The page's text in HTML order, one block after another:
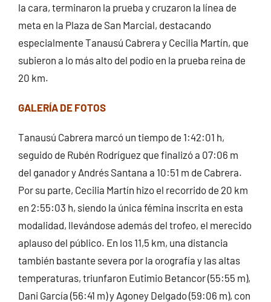
la cara, terminaron la prueba y cruzaron la línea de
meta en la Plaza de San Marcial, destacando
especialmente Tanausú Cabrera y Cecilia Martín, que
subieron a lo más alto del podio en la prueba reina de
20 km.
GALERÍA DE FOTOS
Tanausú Cabrera marcó un tiempo de 1:42:01 h,
seguido de Rubén Rodríguez que finalizó a 07:06 m
del ganador y Andrés Santana a 10:51 m de Cabrera.
Por su parte, Cecilia Martín hizo el recorrido de 20 km
en 2:55:03 h, siendo la única fémina inscrita en esta
modalidad, llevándose además del trofeo, el merecido
aplauso del público. En los 11,5 km, una distancia
también bastante severa por la orografía y las altas
temperaturas, triunfaron Eutimio Betancor (55:55 m),
Dani García (56:41 m) y Agoney Delgado (59:06 m), con